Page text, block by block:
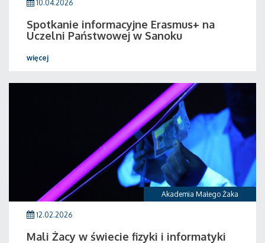
10.04.2026
Spotkanie informacyjne Erasmus+ na
Uczelni Państwowej w Sanoku
więcej
Akademia Małego Żaka
12.02.2026
Mali Żacy w świecie fizyki i informatyki